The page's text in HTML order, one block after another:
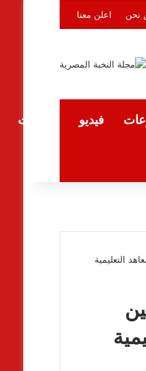
نحن اعلن معنا
فيديو المقالات
التعليمية